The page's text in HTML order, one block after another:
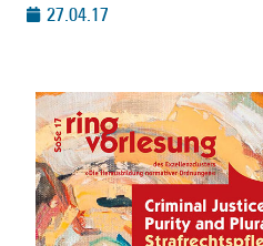
27.04.17